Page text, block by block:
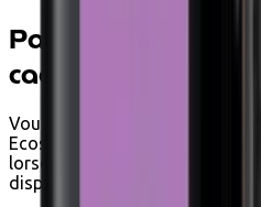
Payer avec
cadeaux
Vous pouvez payer Curry
Ecoshop avec Ecochèques et
lorsqu'il respecte les
disponibles s'affichent